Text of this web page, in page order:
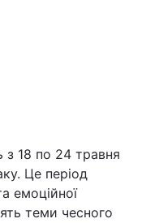
18 по 24 травня
Це період
емоційної
теми чесного